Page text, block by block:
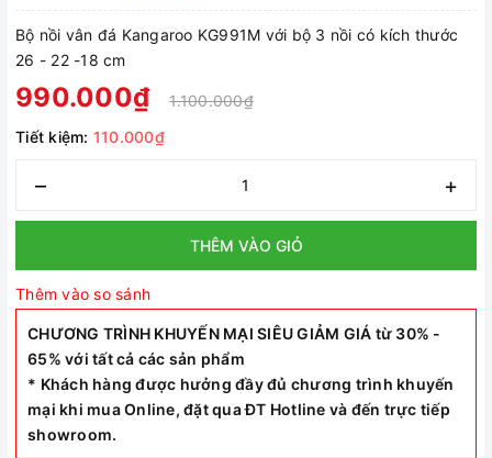
Bộ nồi vân đá Kangaroo KG991M với bộ 3 nồi có kích thước
26 - 22 -18 cm
990.000₫
1.100.000₫
Tiết kiệm: 110.000₫
– +
THÊM VÀO GIỎ
Thêm vào so sánh
CHƯƠNG TRÌNH KHUYẾN MẠI SIÊU GIẢM GIÁ từ 30% -
65% với tất cả các sản phẩm
* Khách hàng được hưởng đầy đủ chương trình khuyến
mại khi mua Online, đặt qua ĐT Hotline và đến trực tiếp
showroom.